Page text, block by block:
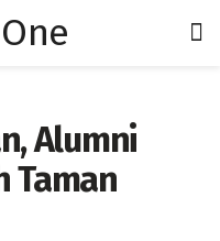
Alumni
Taman